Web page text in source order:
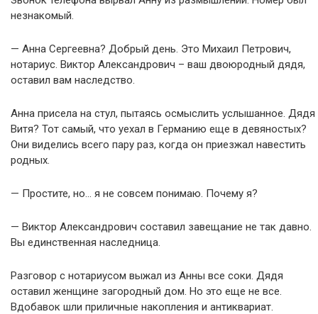
незнакомый.
— Анна Сергеевна? Добрый день. Это Михаил Петрович,
нотариус. Виктор Александрович – ваш двоюродный дядя,
оставил вам наследство.
Анна присела на стул, пытаясь осмыслить услышанное. Дядя
Витя? Тот самый, что уехал в Германию еще в девяностых?
Они виделись всего пару раз, когда он приезжал навестить
родных.
— Простите, но… я не совсем понимаю. Почему я?
— Виктор Александрович составил завещание не так давно.
Вы единственная наследница.
Разговор с нотариусом выжал из Анны все соки. Дядя
оставил женщине загородный дом. Но это еще не все.
Вдобавок шли приличные накопления и антиквариат.